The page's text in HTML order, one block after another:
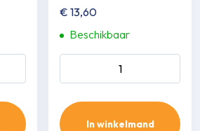
€ 13,60
Beschikbaar
In winkelmand